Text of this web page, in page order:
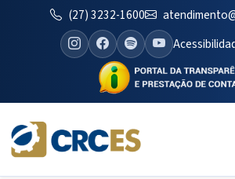
(27) 3232-1600